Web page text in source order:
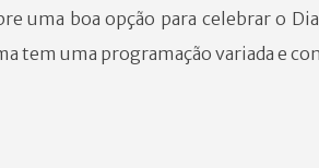
uma boa opção para celebrar o
tem uma programação variada e